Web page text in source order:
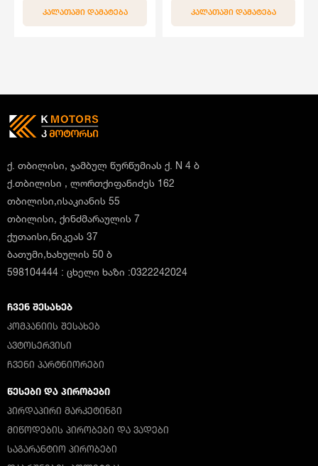
ᲙᲐᲚᲐᲗᲐᲨᲘ ᲓᲐᲛᲐᲢᲔᲑᲐ ᲙᲐᲚᲐᲗᲐᲨᲘ ᲓᲐᲛᲐᲢᲔᲑᲐ
ქ. თბილისი, ჯამბულ წურწუმიას ქ. N 4 ბ
ქ.თბილისი , ლორთქიფანიძეს 162
თბილისი,ისაკიანის 55
თბილისი, ქინძმარაულის 7
ქუთაისი,ნიკეას 37
ბათუმი,ხახულის 50 ბ
598104444 : ცხელი ხაზი :0322242024
ᲩᲕᲔᲜ ᲨᲔᲡᲐᲮᲔᲑ
ᲙᲝᲛᲞᲐᲜᲘᲘᲡ ᲨᲔᲡᲐᲮᲔᲑ
ᲐᲕᲢᲝᲡᲔᲠᲕᲘᲡᲘ
ᲩᲕᲔᲜᲘ ᲞᲐᲠᲢᲜᲘᲝᲠᲔᲑᲘ
ᲬᲔᲡᲔᲑᲘ ᲓᲐ ᲞᲘᲠᲝᲑᲔᲑᲘ
ᲞᲘᲠᲓᲐᲞᲘᲠᲘ ᲛᲐᲠᲙᲔᲢᲘᲜᲒᲘ
ᲛᲘᲬᲝᲓᲔᲑᲘᲡ ᲞᲘᲠᲝᲑᲔᲑᲘ ᲓᲐ ᲕᲐᲓᲔᲑᲘ
ᲡᲐᲒᲐᲠᲐᲜᲢᲘᲝ ᲞᲘᲠᲝᲑᲔᲑᲘ